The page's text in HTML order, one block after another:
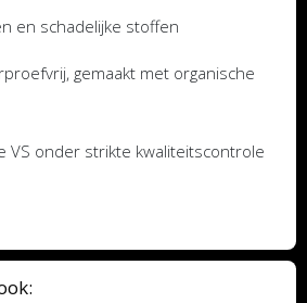
en schadelijke stoffen
gemaakt met organische
VS onder strikte kwaliteitscontrole